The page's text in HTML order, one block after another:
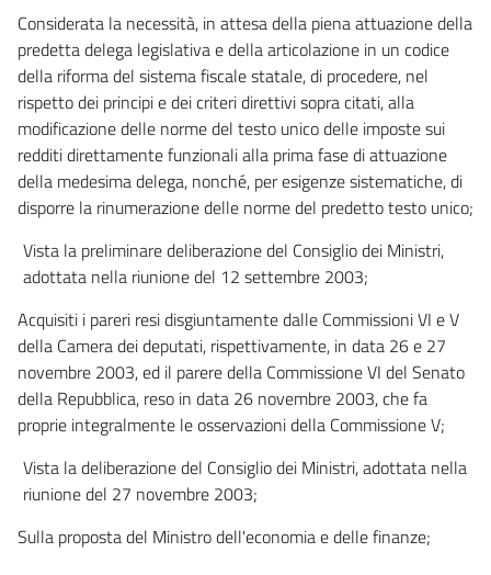
Considerata la necessità, in attesa della piena attuazione della
predetta delega legislativa e della articolazione in un codice
della riforma del sistema fiscale statale, di procedere, nel
rispetto dei principi e dei criteri direttivi sopra citati, alla
modificazione delle norme del testo unico delle imposte sui
redditi direttamente funzionali alla prima fase di attuazione
della medesima delega, nonché, per esigenze sistematiche, di
disporre la rinumerazione delle norme del predetto testo unico;
Vista la preliminare deliberazione del Consiglio dei Ministri,
adottata nella riunione del 12 settembre 2003;
Acquisiti i pareri resi disgiuntamente dalle Commissioni VI e V
della Camera dei deputati, rispettivamente, in data 26 e 27
novembre 2003, ed il parere della Commissione VI del Senato
della Repubblica, reso in data 26 novembre 2003, che fa
proprie integralmente le osservazioni della Commissione V;
Vista la deliberazione del Consiglio dei Ministri, adottata nella
riunione del 27 novembre 2003;
Sulla proposta del Ministro dell'economia e delle finanze;